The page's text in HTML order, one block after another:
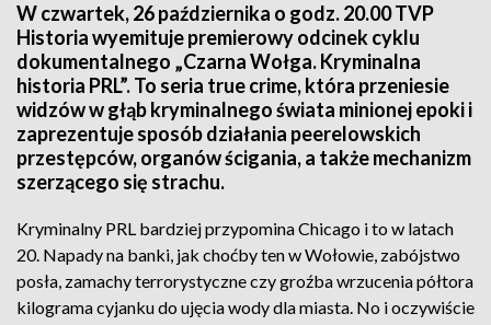
W czwartek, 26 października o godz. 20.00 TVP
Historia wyemituje premierowy odcinek cyklu
dokumentalnego „Czarna Wołga. Kryminalna
historia PRL”. To seria true crime, która przeniesie
widzów w głąb kryminalnego świata minionej epoki i
zaprezentuje sposób działania peerelowskich
przestępców, organów ścigania, a także mechanizm
szerzącego się strachu.
Kryminalny PRL bardziej przypomina Chicago i to w latach
20. Napady na banki, jak choćby ten w Wołowie, zabójstwo
posła, zamachy terrorystyczne czy groźba wrzucenia półtora
kilograma cyjanku do ujęcia wody dla miasta. No i oczywiście